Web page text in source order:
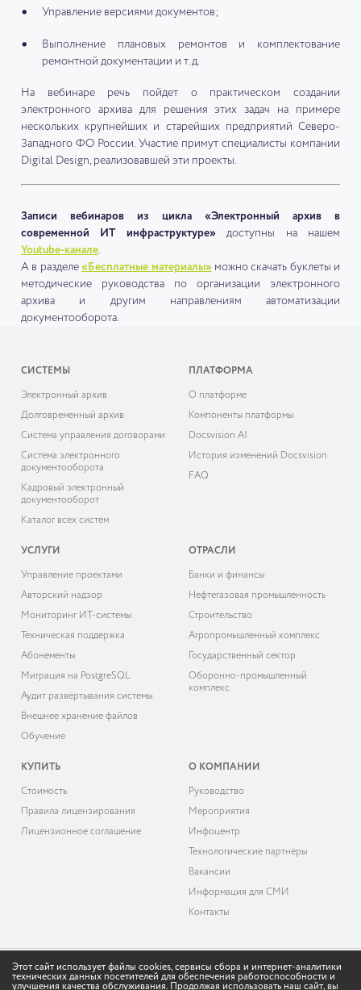
Управление версиями документов;
Выполнение плановых ремонтов и комплектование
ремонтной документации и т.д.
На вебинаре речь пойдет о практическом создании
электронного архива для решения этих задач на примере
нескольких крупнейших и старейших предприятий Северо-
Западного ФО России. Участие примут специалисты компании
Digital Design, реализовавшей эти проекты.
Записи вебинаров из цикла «Электронный архив в
современной ИТ инфраструктуре»доступны на нашем
Youtube-канале.
А в разделе«Бесплатные материалы» можно скачать буклеты и
методические руководства по организации электронного
архива и другим направлениям автоматизации
документооборота.
СИСТЕМЫ
Электронный архив
Долговременный архив
Система управления договорами
Система электронного
документооборота
Кадровый электронный
документооборот
Каталог всех систем
ПЛАТФОРМА
О платформе
Компоненты платформы
Docsvision AI
История изменений Docsvision
FAQ
УСЛУГИ
Управление проектами
Авторский надзор
Мониторинг ИТ-системы
Техническая поддержка
Абонементы
Миграция на PostgreSQL
Аудит развёртывания системы
Внешнее хранение файлов
Обучение
ОТРАСЛИ
Банки и финансы
Нефтегазовая промышленность
Строительство
Агропромышленный комплекс
Государственный сектор
Оборонно-промышленный
комплекс
КУПИТЬ
Cтоимость
Правила лицензирования
Лицензионное соглашение
О КОМПАНИИ
Руководство
Мероприятия
Инфоцентр
Технологические партнёры
Вакансии
Информация для СМИ
Контакты
© 2026 «ДоксВижн»
Этот сайт использует файлы cookies, сервисы сбора и интернет-аналитики
технических данных посетителей для обеспечения работоспособности и
улучшения качества обслуживания. Продолжая использовать наш сайт, вы